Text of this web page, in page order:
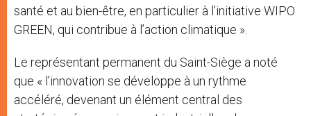
santé et au bien-être, en particulier à l’initiative WIPO
GREEN, qui contribue à l’action climatique ».
Le représentant permanent du Saint-Siège a noté
que « l’innovation se développe à un rythme
accéléré, devenant un élément central des